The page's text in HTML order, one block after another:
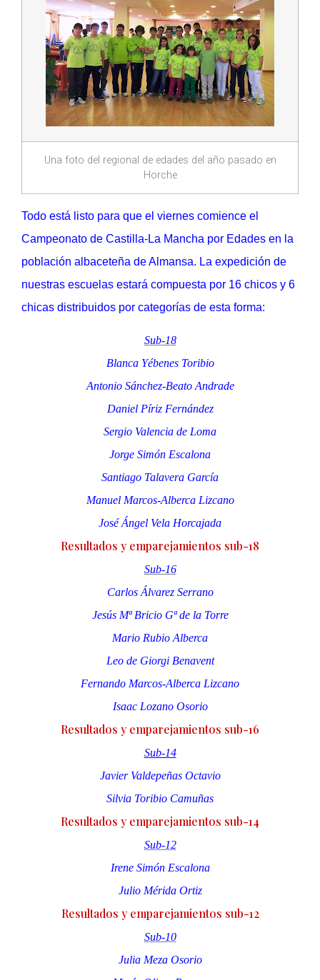
Una foto del regional de edades del año pasado en
Horche
Todo está listo para que el viernes comience el
Campeonato de Castilla-La Mancha por Edades en la
población albaceteña de Almansa. La expedición de
nuestras escuelas estará compuesta por 16 chicos y 6
chicas distribuidos por categorías de esta forma:
Sub-18
Blanca Yébenes Toribio
Antonio Sánchez-Beato Andrade
Daniel Píriz Fernández
Sergio Valencia de Loma
Jorge Simón Escalona
Santiago Talavera García
Manuel Marcos-Alberca Lizcano
José Ángel Vela Horcajada
Resultados y emparejamientos sub-18
Sub-16
Carlos Álvarez Serrano
Jesús Mª Bricio Gª de la Torre
Mario Rubio Alberca
Leo de Giorgi Benavent
Fernando Marcos-Alberca Lizcano
Isaac Lozano Osorio
Resultados y emparejamientos sub-16
Sub-14
Javier Valdepeñas Octavio
Silvia Toribio Camuñas
Resultados y emparejamientos sub-14
Sub-12
Irene Simón Escalona
Julio Mérida Ortiz
Resultados y emparejamientos sub-12
Sub-10
Julia Meza Osorio